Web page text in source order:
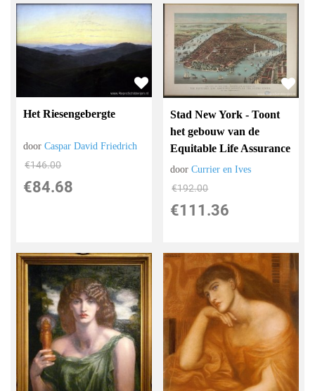
Het Riesengebergte
doorCaspar David Friedrich
€146.00
€84.68
Stad New York - Toont
het gebouw van de
Equitable Life Assurance
doorCurrier en Ives
€192.00
€111.36